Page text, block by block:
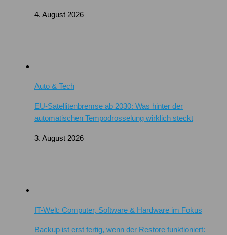
4. August 2026
Auto & Tech
EU-Satellitenbremse ab 2030: Was hinter der
automatischen Tempodrosselung wirklich steckt
3. August 2026
IT-Welt: Computer, Software & Hardware im Fokus
Backup ist erst fertig, wenn der Restore funktioniert: